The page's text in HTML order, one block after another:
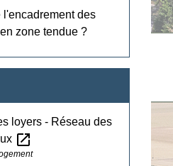
l'encadrement des
zone tendue ?
loyers - Réseau des
open_in_new